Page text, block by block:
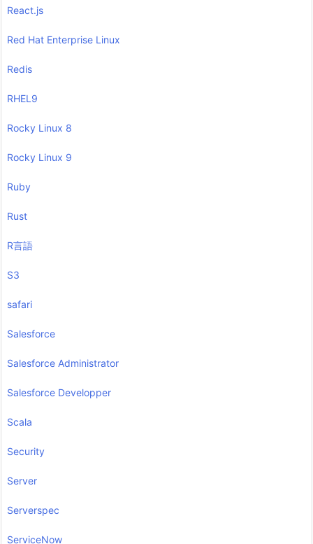
React.js
Red Hat Enterprise Linux
Redis
RHEL9
Rocky Linux 8
Rocky Linux 9
Ruby
Rust
R言語
S3
safari
Salesforce
Salesforce Administrator
Salesforce Developper
Scala
Security
Server
Serverspec
ServiceNow